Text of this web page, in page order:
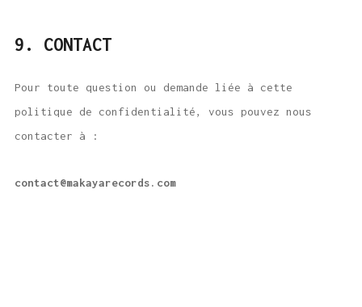
9. CONTACT
Pour toute question ou demande liée à cette
politique de confidentialité, vous pouvez nous
contacter à :
contact@makayarecords.com